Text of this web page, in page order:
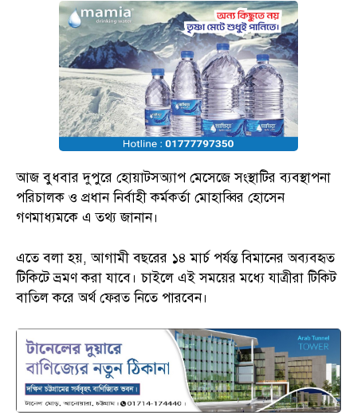
আজ বুধবার দুপুরে হোয়াটসঅ্যাপ মেসেজে সংস্থাটির ব্যবস্থাপনা
পরিচালক ও প্রধান নির্বাহী কর্মকর্তা মোহাব্বির হোসেন
গণমাধ্যমকে এ তথ্য জানান।
এতে বলা হয়, আগামী বছরের ১৪ মার্চ পর্যন্ত বিমানের অব্যবহৃত
টিকিটে ভ্রমণ করা যাবে। চাইলে এই সময়ের মধ্যে যাত্রীরা টিকিট
বাতিল করে অর্থ ফেরত নিতে পারবেন।